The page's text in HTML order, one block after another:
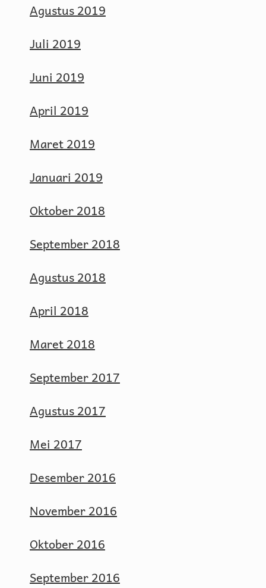
Agustus 2019
Juli 2019
Juni 2019
April 2019
Maret 2019
Januari 2019
Oktober 2018
September 2018
Agustus 2018
April 2018
Maret 2018
September 2017
Agustus 2017
Mei 2017
Desember 2016
November 2016
Oktober 2016
September 2016